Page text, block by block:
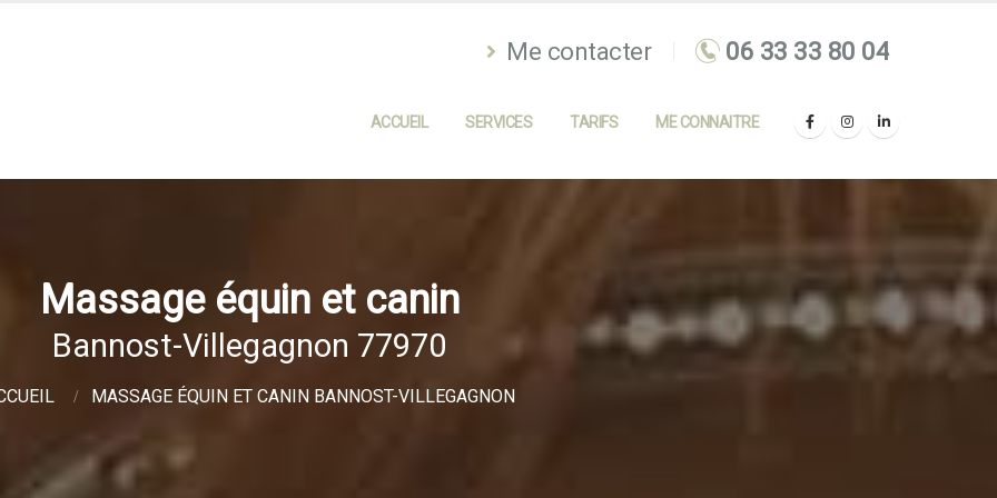
Me contacter
ACCUEIL SERVICES TARIFS ME CONNAITRE
Massage équin et canin
Bannost-Villegagnon 77970
MASSAGE ÉQUIN ET CANIN BANNOST-VILLEGAGNON